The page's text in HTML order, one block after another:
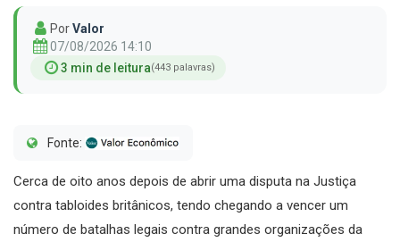
PorValor
07/08/2026 14:10
3 min de leitura(443 palavras)
Fonte:
Cerca de oito anos depois de abrir uma disputa na Justiça
contra tabloides britânicos, tendo chegando a vencer um
número de batalhas legais contra grandes organizações da